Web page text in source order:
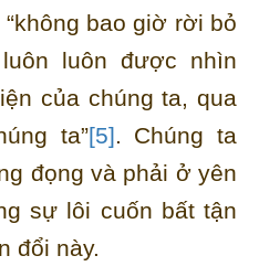
bao giờ rời bỏ
luôn được nhìn
của chúng ta, qua
ta”[5]. Chúng ta
đọng và phải ở yên
sự lôi cuốn bất tận
đổi này.